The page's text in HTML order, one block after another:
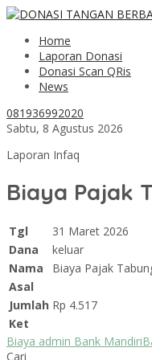
Home
Laporan Donasi
Donasi Scan QRis
News
081936992020
Sabtu, 8 Agustus 2026
Laporan Infaq
Biaya Pajak
Tgl
31 Maret 2026
Dana
keluar
Nama
Biaya Pajak
Asal
Jumlah Rp 4.517
Ket
Biaya admin Bank Mandiri
Cari